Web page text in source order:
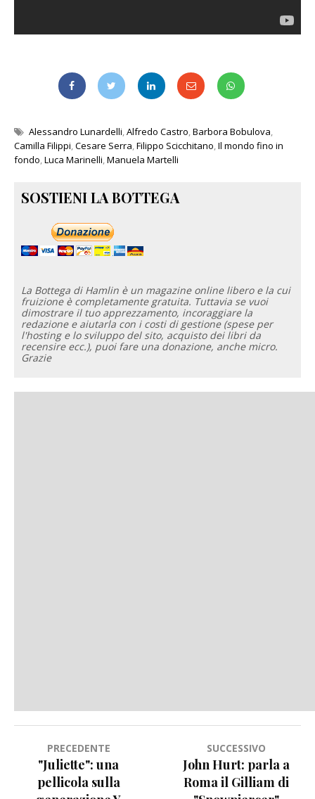
Alessandro Lunardelli,Alfredo Castro,Barbora Bobulova,
Camilla Filippi,Cesare Serra,Filippo Scicchitano,Il mondo fino in
fondo,Luca Marinelli,Manuela Martelli
SOSTIENI LA BOTTEGA
La Bottega di Hamlin è un magazine online libero e la cui
fruizione è completamente gratuita. Tuttavia se vuoi
dimostrare il tuo apprezzamento, incoraggiare la
redazione e aiutarla con i costi di gestione (spese per
l'hosting e lo sviluppo del sito, acquisto dei libri da
recensire ecc.), puoi fare una donazione, anche micro.
Grazie
Navigazione
articoli
PRECEDENTE
"Juliette": una
pellicola sulla
SUCCESSIVO
John Hurt: parla a
Roma il Gilliam di